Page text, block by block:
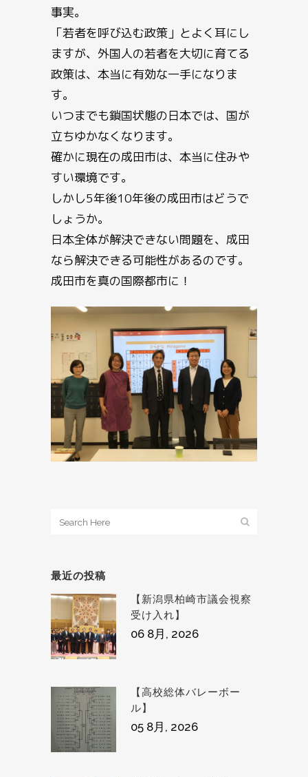
事実。
「若者を呼び込む政策」とよく耳にし
ますが、外国人の若者を大切に育てる
政策は、本当に有効な一手になりま
す。
いつまでも鎖国状態の日本では、国が
立ちゆかなくなります。
確かに現在の成田市は、本当に住みや
すい環境です。
しかし5年後10年後の成田市はどうで
しょうか。
日本全体が解決できない問題を、成田
なら解決できる可能性があるのです。
成田市を真の国際都市に！
最近の投稿
【新潟県柏崎市議会視察
受け入れ】
06 8月, 2026
【高校総体バレーボー
ル】
05 8月, 2026